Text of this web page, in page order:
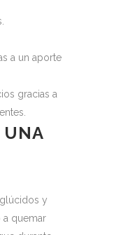
a un aporte
gracias a
UNA
y
quemar